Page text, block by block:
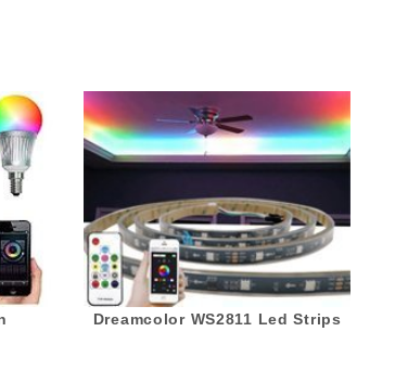
Dreamcolor WS2811 Led Strips